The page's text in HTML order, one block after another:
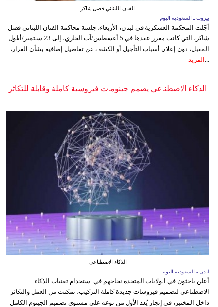
الفنان اللبناني فضل شاكر
بيروت ـ السعودية اليوم
أجّلت المحكمة العسكرية في لبنان، الأربعاء، جلسة محاكمة الفنان اللبناني فضل
شاكر، التي كانت مقرر عقدها في 5 أغسطس/آب الجاري، إلى 23 سبتمبر/أيلول
المقبل، دون إعلان أسباب التأجيل أو الكشف عن تفاصيل إضافية بشأن القرار،
المزيد
الذكاء الاصطناعي يصمم جينومات فيروسية كاملة وقابلة للتكاثر
الذكاء الاصطناعي
لندن - السعوديه اليوم
أعلن باحثون في الولايات المتحدة نجاحهم في استخدام تقنيات الذكاء
الاصطناعي لتصميم فيروسات جديدة كاملة التركيب، تمكنت من العمل والتكاثر
داخل المختبر، في إنجاز يُعد الأول من نوعه على مستوى تصميم الجينوم الكامل